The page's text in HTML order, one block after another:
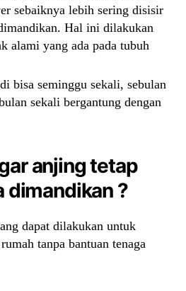
sebaiknya lebih sering disisir
Hal ini dilakukan
alami yang ada pada tubuh
bisa seminggu sekali, sebulan
sekali bergantung dengan
anjing tetap
dimandikan ?
dapat dilakukan untuk
tanpa bantuan tenaga